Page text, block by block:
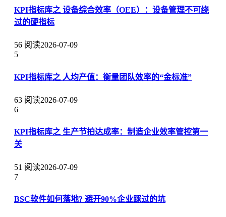
KPI指标库之 设备综合效率（OEE）：设备管理不可绕
过的硬指标
56 阅读2026-07-09
5
KPI指标库之 人均产值：衡量团队效率的“金标准”
63 阅读2026-07-09
6
KPI指标库之 生产节拍达成率：制造企业效率管控第一
关
51 阅读2026-07-09
7
BSC软件如何落地? 避开90%企业踩过的坑